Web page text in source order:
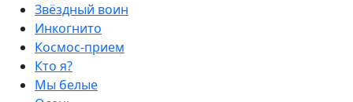
Звёздный воин
Инкогнито
Космос-прием
Кто я?
Мы белые